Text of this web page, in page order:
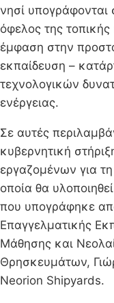
νησί
όφελος της
έμφαση στην
εκπαίδευση –
τεχνολογικών
ενέργειας.
Σε αυτές
κυβερνητική
εργαζομένων για
οποία θα
που υπογράφηκε
Επαγγελματικής
Μάθησης και
Θρησκευμάτων,
Neorion Shipyards.